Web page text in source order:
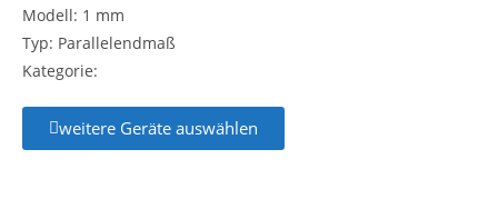
Modell: 1 mm
Typ: Parallelendmaß
Kategorie:
weitere Geräte auswählen